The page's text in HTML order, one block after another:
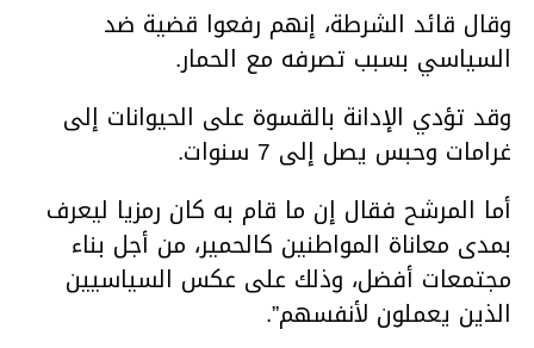
وقال قائد الشرطة، إنهم رفعوا قضية ضد
السياسي بسبب تصرفه مع الحمار.
وقد تؤدي الإدانة بالقسوة على الحيوانات إلى
غرامات وحبس يصل إلى 7 سنوات.
أما المرشح فقال إن ما قام به كان رمزيا ليعرف
بمدى معاناة المواطنين كالحمير، من أجل بناء
مجتمعات أفضل، وذلك على عكس السياسيين
الذين يعملون لأنفسهم”.